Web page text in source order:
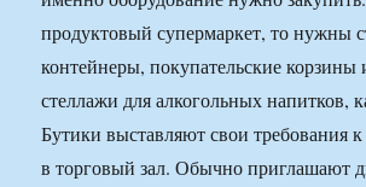
продуктовый супермаркет, то нужны
контейнеры, покупательские корзины
стеллажи для алкогольных напитков,
Бутики выставляют свои требования
в торговый зал. Обычно приглашают